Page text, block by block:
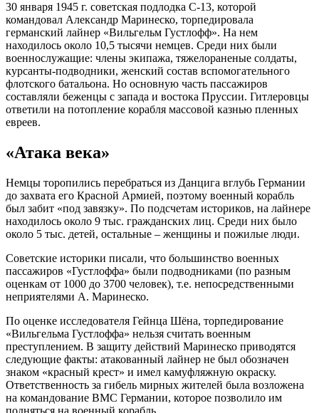
30 января 1945 г. советская подлодка С-13, которой
командовал Александр Маринеско, торпедировала
германский лайнер «Вильгельм Густлофф». На нем
находилось около 10,5 тысячи немцев. Среди них были
военнослужащие: члены экипажа, тяжелораненые солдаты,
курсанты-подводники, женский состав вспомогательного
флотского батальона. Но основную часть пассажиров
составляли беженцы с запада и востока Пруссии. Гитлеровцы
ответили на потопление корабля массовой казнью пленных
евреев.
«Атака века»
Немцы торопились перебраться из Данцига вглубь Германии
до захвата его Красной Армией, поэтому военный корабль
был забит «под завязку». По подсчетам историков, на лайнере
находилось около 9 тыс. гражданских лиц. Среди них было
около 5 тыс. детей, остальные – женщины и пожилые люди.
Советские историки писали, что большинство военных
пассажиров «Густлоффа» были подводниками (по разным
оценкам от 1000 до 3700 человек), т.е. непосредственными
неприятелями А. Маринеско.
По оценке исследователя Гейнца Шёна, торпедирование
«Вильгельма Густлоффа» нельзя считать военным
преступлением. В защиту действий Маринеско приводятся
следующие факты: атакованный лайнер не был обозначен
знаком «красный крест» и имел камуфляжную окраску.
Ответственность за гибель мирных жителей была возложена
на командование ВМС Германии, которое позволило им
подняться на военный корабль.